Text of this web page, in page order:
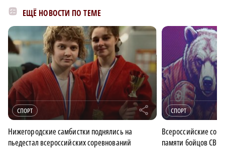
ЕЩЁ НОВОСТИ ПО ТЕМЕ
СПОРТ r
Нижегородские самбистки поднялись на
пьедестал всероссийских соревнований
СПОРТ
Всероссийские
памяти бойцов СВО